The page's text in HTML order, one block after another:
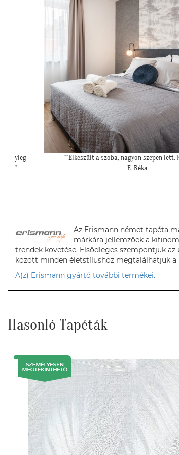
"Szia Kriszti! Ígértem neked képeket. Ilyen
tapétával."
Az Erismann német tapéta
márkára jellemzőek a
trendek követése. Elsődleges szempontjuk
között minden életstílushoz megtalálhatjuk
A(z) Erismann gyártó további termékei.
Hasonló Tapéták